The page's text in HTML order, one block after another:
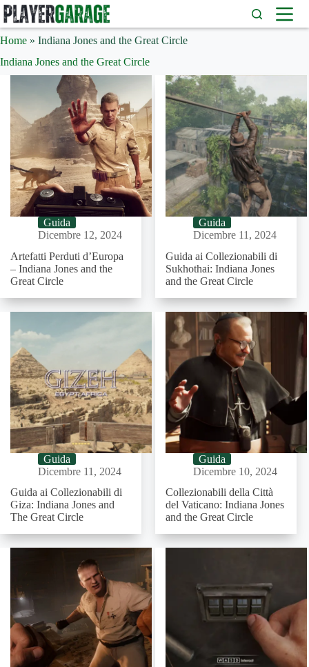
Salta
al
contenuto
Home » Indiana Jones and the Great Circle
Indiana Jones and the Great Circle
Guida
Dicembre 12, 2024
Artefatti Perduti d’Europa
– Indiana Jones and the
Great Circle
Guida
Dicembre 11, 2024
Guida ai Collezionabili di
Sukhothai: Indiana Jones
and the Great Circle
Guida
Dicembre 11, 2024
Guida ai Collezionabili di
Giza: Indiana Jones and
The Great Circle
Guida
Dicembre 10, 2024
Collezionabili della Città
del Vaticano: Indiana Jones
and the Great Circle